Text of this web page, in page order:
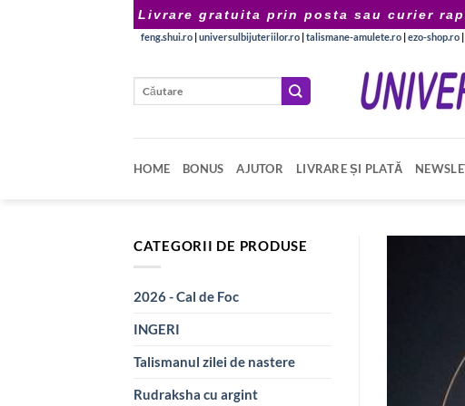
Livrare gratuita prin posta sau curier
feng.shui.ro|universulbijuteriilor.ro|talismane-amulete.ro|ezo-shop.ro|
Caută
HOME BONUS AJUTOR LIVRARE ȘI PLATĂ
CATEGORII DE PRODUSE
2026 - Cal de Foc
INGERI
Talismanul zilei de nastere
Rudraksha cu argint